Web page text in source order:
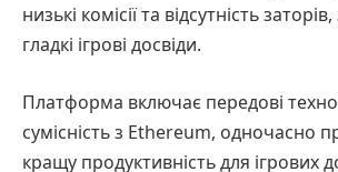
низькі комісії та відсутність
гладкі ігрові досвіди.
Платформа включає передові
сумісність з Ethereum, одночасно
кращу продуктивність для ігрових